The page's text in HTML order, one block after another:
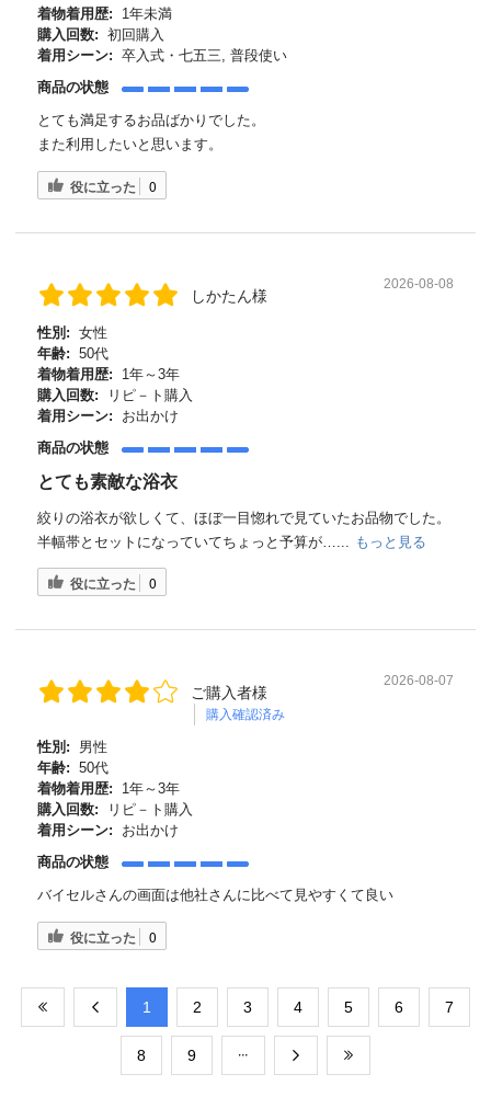
着物着用歴:
1年未満
購入回数: 初回購入
着用シーン: 卒入式・七五三, 普段使い
商品の状態
とても満足するお品ばかりでした。
また利用したいと思います。
役に立った 0
しかたん様
2026-08-08
性別: 女性
年齢: 50代
着物着用歴:
1年～3年
購入回数:
リピ－ト購入
着用シーン:
お出かけ
商品の状態
とても素敵な浴衣
絞りの浴衣が欲しくて、ほぼ一目惚れで見ていたお品物でした。
半幅帯とセットになっていてちょっと予算が…...
もっと見る
役に立った 0
ご購入者様
購入確認済み
2026-08-07
性別:
男性
年齢: 50代
着物着用歴:
1年～3年
購入回数:
リピ－ト購入
着用シーン:
お出かけ
商品の状態
バイセルさんの画面は他社さんに比べて見やすくて良い
役に立った 0
​1 ​2 ​3 ​4 ​5 ​6 ​7
​8 ​9